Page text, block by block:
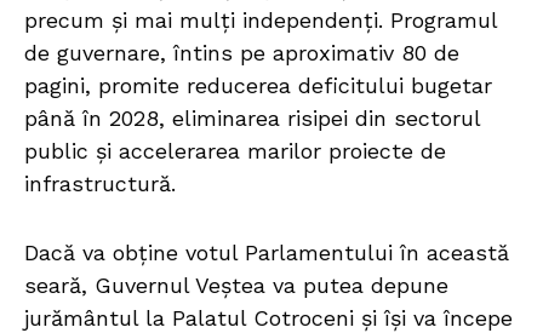
precum și mai mulți independenți. Programul
de guvernare, întins pe aproximativ 80 de
pagini, promite reducerea deficitului bugetar
până în 2028, eliminarea risipei din sectorul
public și accelerarea marilor proiecte de
infrastructură.
Dacă va obține votul Parlamentului în această
seară, Guvernul Veștea va putea depune
jurământul la Palatul Cotroceni și își va începe